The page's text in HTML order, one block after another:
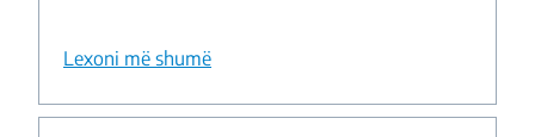
Lexoni më shumë